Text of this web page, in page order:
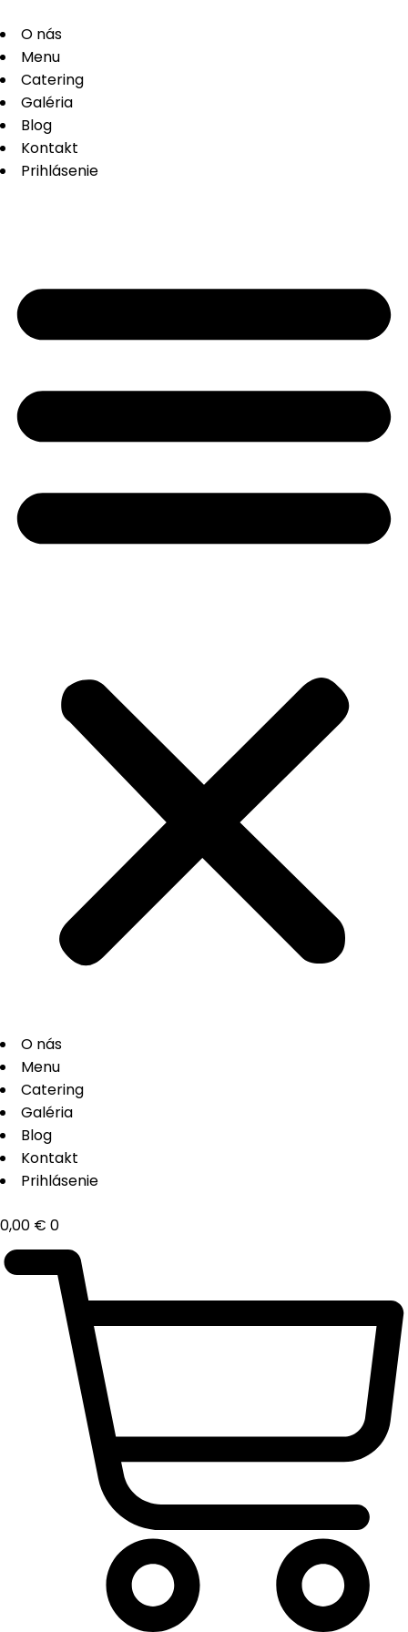
O nás
Menu
Catering
Galéria
Blog
Kontakt
Prihlásenie
O nás
Menu
Catering
Galéria
Blog
Kontakt
Prihlásenie
0,00 € 0